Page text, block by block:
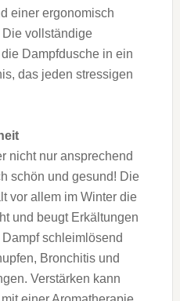
einer ergonomisch
vollständige
Dampfdusche in ein
das jeden stressigen
nicht nur ansprechend
schön und gesund! Die
vor allem im Winter die
und beugt Erkältungen
schleimlösend
Bronchitis und
Verstärken kann